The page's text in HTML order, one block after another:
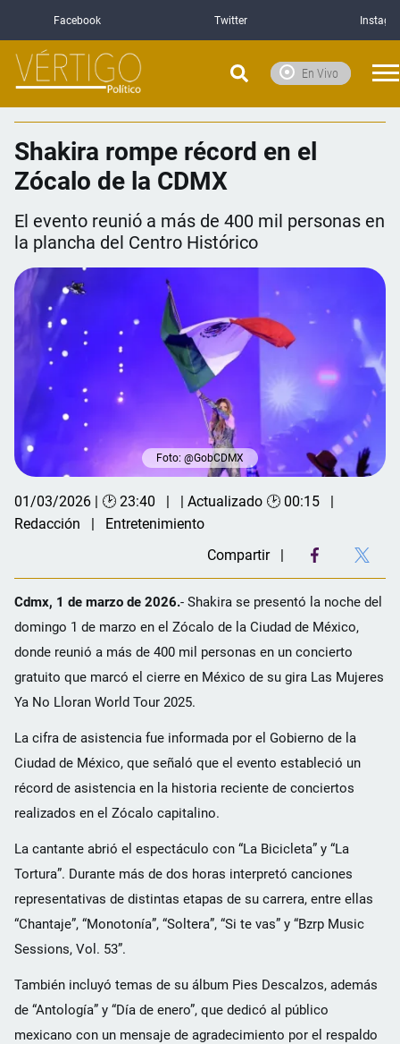
Facebook Twitter
En Vivo
Shakira rompe récord en el
Zócalo de la CDMX
El evento reunió a más de 400 mil personas en
la plancha del Centro Histórico
Foto: @GobCDMX
01/03/2026 | 🕑 23:40
| Actualizado 🕑 00:15
Redacción
Entretenimiento
Compartir
Cdmx, 1 de marzo de 2026.- Shakira se presentó la noche del
domingo 1 de marzo en el Zócalo de la Ciudad de México,
donde reunió a más de 400 mil personas en un concierto
gratuito que marcó el cierre en México de su gira Las Mujeres
Ya No Lloran World Tour 2025.
La cifra de asistencia fue informada por el Gobierno de la
Ciudad de México, que señaló que el evento estableció un
récord de asistencia en la historia reciente de conciertos
realizados en el Zócalo capitalino.
La cantante abrió el espectáculo con “La Bicicleta” y “La
Tortura”. Durante más de dos horas interpretó canciones
representativas de distintas etapas de su carrera, entre ellas
“Chantaje”, “Monotonía”, “Soltera”, “Si te vas” y “Bzrp Music
Sessions, Vol. 53”.
También incluyó temas de su álbum Pies Descalzos, además
de “Antología” y “Día de enero”, que dedicó al público
mexicano con un mensaje de agradecimiento por el respaldo